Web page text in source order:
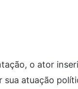
o ator
sua atuação